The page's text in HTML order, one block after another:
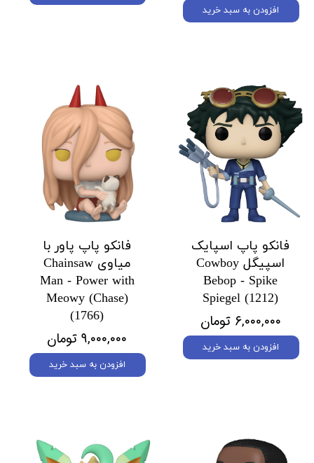
افزودن به سبد خرید
فانکو پاپ اسپایک
اسپیگل Cowboy
Bebop - Spike
Spiegel (1212)
۶,۰۰۰,۰۰۰ تومان
افزودن به سبد خرید
فانکو پاپ پاور با
میاوی Chainsaw
Man - Power with
Meowy (Chase)
(1766)
۹,۰۰۰,۰۰۰ تومان
افزودن به سبد خرید